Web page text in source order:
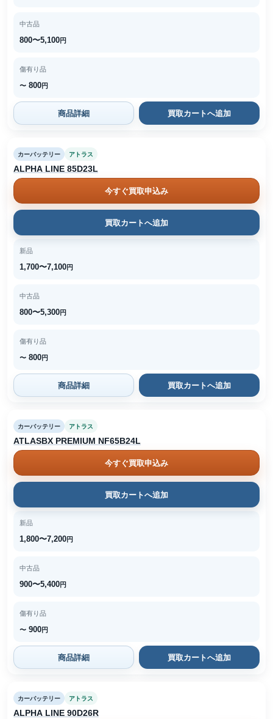
中古品
800〜5,100円
傷有り品
〜 800円
商品詳細 買取カートへ追加
カーバッテリー アトラス
ALPHA LINE 85D23L
今すぐ買取申込み
買取カートへ追加
新品
1,700〜7,100円
中古品
800〜5,300円
傷有り品
〜 800円
商品詳細 買取カートへ追加
カーバッテリー アトラス
ATLASBX PREMIUM NF65B24L
今すぐ買取申込み
買取カートへ追加
新品
1,800〜7,200円
中古品
900〜5,400円
傷有り品
〜 900円
商品詳細 買取カートへ追加
カーバッテリー アトラス
ALPHA LINE 90D26R